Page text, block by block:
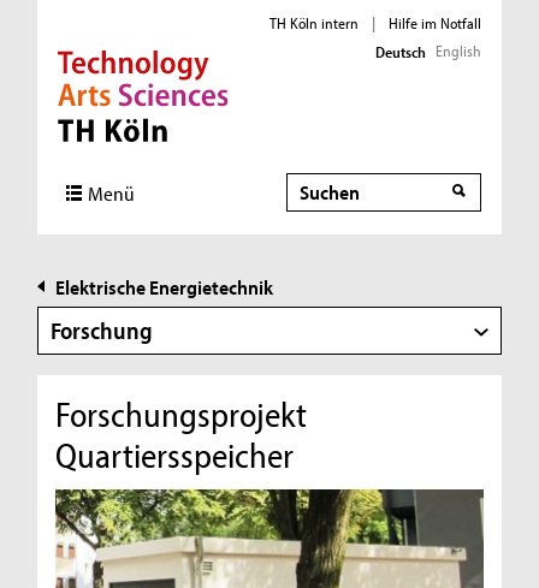
Direkt zur Hauptnavigation
Direkt zur Subnavigation
Direkt zum Inhalt
Direkt zum Fußbereich
TH Köln intern |
Hilfe im Notfall
Deutsch English
Menü Suche
Suche
Elektrische Energietechnik
Forschung
Forschungsprojekt
Quartiersspeicher